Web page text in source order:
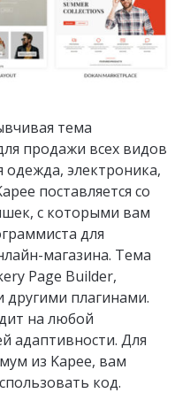
тема
продажи всех видов
одежда, электроника,
поставляется со
с которыми вам
для
магазина. Тема
Page Builder,
другими плагинами.
на любой
адаптивности. Для
из Kapee, вам
код.